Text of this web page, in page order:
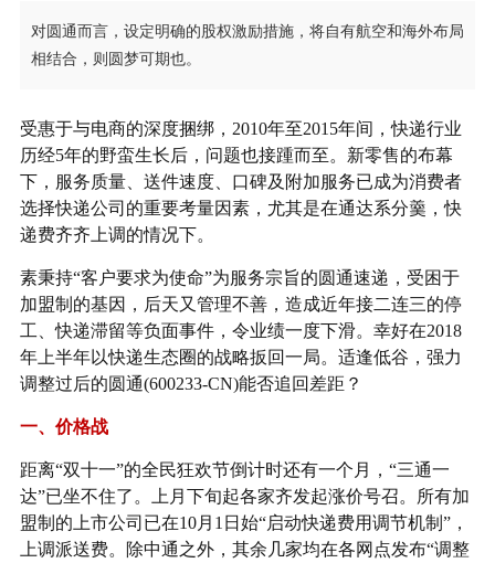
对圆通而言，设定明确的股权激励措施，将自有航空和海外布局
相结合，则圆梦可期也。
受惠于与电商的深度捆绑，2010年至2015年间，快递行业
历经5年的野蛮生长后，问题也接踵而至。新零售的布幕
下，服务质量、送件速度、口碑及附加服务已成为消费者
选择快递公司的重要考量因素，尤其是在通达系分羹，快
递费齐齐上调的情况下。
素秉持“客户要求为使命”为服务宗旨的圆通速递，受困于
加盟制的基因，后天又管理不善，造成近年接二连三的停
工、快递滞留等负面事件，令业绩一度下滑。幸好在2018
年上半年以快递生态圈的战略扳回一局。适逢低谷，强力
调整过后的圆通(600233-CN)能否追回差距？
一、价格战
距离“双十一”的全民狂欢节倒计时还有一个月，“三通一
达”已坐不住了。上月下旬起各家齐发起涨价号召。所有加
盟制的上市公司已在10月1日始“启动快递费用调节机制”，
上调派送费。除中通之外，其余几家均在各网点发布“调整